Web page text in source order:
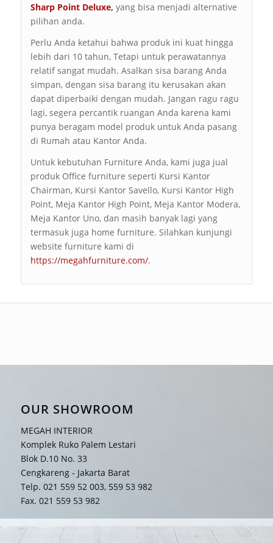
Sharp Point Deluxe, yang bisa menjadi alternative
pilihan anda.
Perlu Anda ketahui bahwa produk ini kuat hingga
lebih dari 10 tahun, Tetapi untuk perawatannya
relatif sangat mudah. Asalkan sisa barang Anda
simpan, dengan sisa barang itu kerusakan akan
dapat diperbaiki dengan mudah. Jangan ragu ragu
lagi, segera percantik ruangan Anda karena kami
punya beragam model produk untuk Anda pasang
di Rumah atau Kantor Anda.
Untuk kebutuhan Furniture Anda, kami juga jual
produk Office furniture seperti Kursi Kantor
Chairman, Kursi Kantor Savello, Kursi Kantor High
Point, Meja Kantor High Point, Meja Kantor Modera,
Meja Kantor Uno, dan masih banyak lagi yang
termasuk juga home furniture. Silahkan kunjungi
website furniture kami di
https://megahfurniture.com/.
OUR SHOWROOM
MEGAH INTERIOR
Komplek Ruko Palem Lestari
Blok D.10 No. 33
Cengkareng - Jakarta Barat
Telp. 021 559 52 003, 559 53 982
Fax. 021 559 53 982